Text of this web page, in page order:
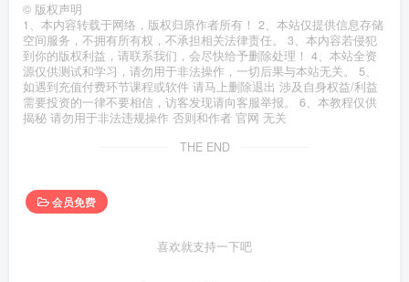
© 版权声明
1、本内容转载于网络，版权归原作者所有！ 2、本站仅提供信息存储
空间服务，不拥有所有权，不承担相关法律责任。 3、本内容若侵犯
到你的版权利益，请联系我们，会尽快给予删除处理！ 4、本站全资
源仅供测试和学习，请勿用于非法操作，一切后果与本站无关。 5、
如遇到充值付费环节课程或软件 请马上删除退出 涉及自身权益/利益
需要投资的一律不要相信，访客发现请向客服举报。 6、本教程仅供
揭秘 请勿用于非法违规操作 否则和作者 官网 无关
THE END
会员免费
喜欢就支持一下吧